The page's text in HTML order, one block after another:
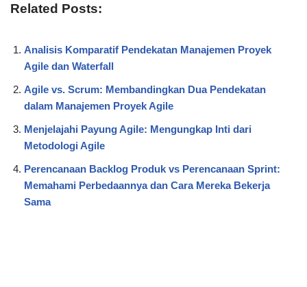
Related Posts:
Analisis Komparatif Pendekatan Manajemen Proyek
Agile dan Waterfall
Agile vs. Scrum: Membandingkan Dua Pendekatan
dalam Manajemen Proyek Agile
Menjelajahi Payung Agile: Mengungkap Inti dari
Metodologi Agile
Perencanaan Backlog Produk vs Perencanaan Sprint:
Memahami Perbedaannya dan Cara Mereka Bekerja
Sama